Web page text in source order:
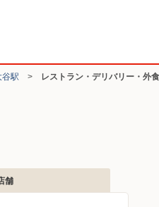
谷駅 > レストラン・デリバリー・外
舗